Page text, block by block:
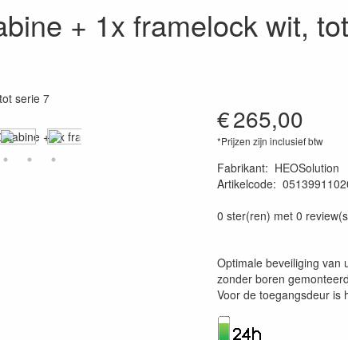
+ 1x framelock wit,
€265,00
*Prijzen zijn inclusief btw
Fabrikant: HEOSolution
Artikelcode:
0 ster(ren) met 0
Optimale beveiliging van
zonder boren
Voor de toegangsdeur is